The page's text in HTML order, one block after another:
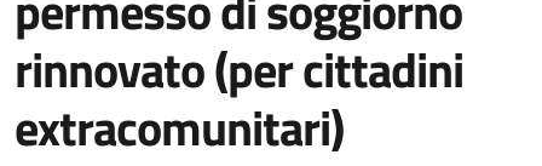
rinnovato (per cittadini
extracomunitari)